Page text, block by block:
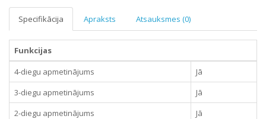
Specifikācija Apraksts Atsauksmes (0)
Funkcijas
4-diegu apmetinājums
Jā
3-diegu apmetinājums
Jā
2-diegu apmetinājums
Jā